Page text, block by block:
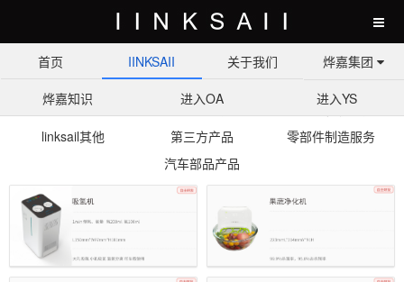
首页 IINKSAII 关于我们 烨嘉集团
烨嘉知识 进入OA 进入YS
产品中心 富氢水系列
果蔬净化机系列
linksail其他
第三方产品
零部件制造服务
汽车部品产品